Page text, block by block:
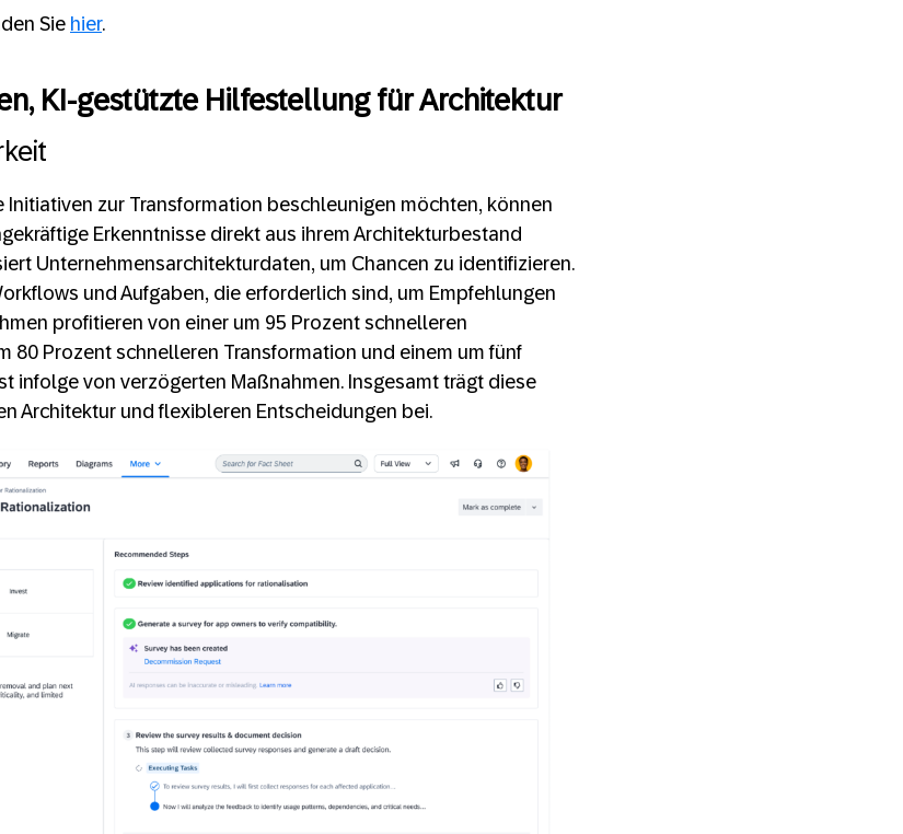
Sie hier.
KI-gestützte Hilfestellung für Architektur
zur Transformation beschleunigen möchten, können
Erkenntnisse direkt aus ihrem Architekturbestand
Unternehmensarchitekturdaten, um Chancen zu identifizieren.
und Aufgaben, die erforderlich sind, um Empfehlungen
profitieren von einer um 95 Prozent schnelleren
80 Prozent schnelleren Transformation und einem um fünf
infolge von verzögerten Maßnahmen. Insgesamt trägt diese
Architektur und flexibleren Entscheidungen bei.